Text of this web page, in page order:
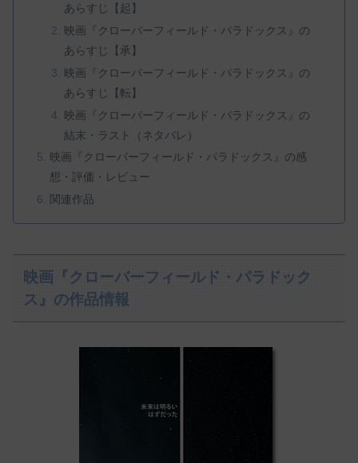
あらすじ【起】
映画『クローバーフィールド・パラドックス』の
あらすじ【承】
映画『クローバーフィールド・パラドックス』の
あらすじ【転】
映画『クローバーフィールド・パラドックス』の
結末・ラスト（ネタバレ）
映画『クローバーフィールド・パラドックス』の感
想・評価・レビュー
関連作品
映画『クローバーフィールド・パラドック
ス』の作品情報